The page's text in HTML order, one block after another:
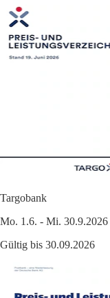
Targobank
Mo. 1.6. - Mi. 30.9.2026
Gültig bis 30.09.2026